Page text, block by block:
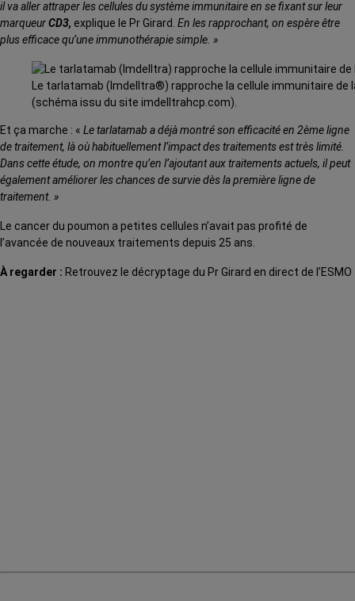
il va aller attraper les cellules du système immunitaire en se fixant sur leur
marqueurCD3, explique le Pr Girard. En les rapprochant, on espère être
plus efficace qu’une immunothérapie simple. »
Le tarlatamab (Imdelltra®) rapproche la cellule immunitaire
(schéma issu du site imdelltrahcp.com).
Et ça marche : « Le tarlatamab a déjà montré son efficacité en 2ème ligne
de traitement, là où habituellement l’impact des traitements est très limité.
Dans cette étude, on montre qu’en l’ajoutant aux traitements actuels, il peut
également améliorer les chances de survie dès la première ligne de
traitement. »
Le cancer du poumon a petites cellules n’avait pas profité de
l’avancée de nouveaux traitements depuis 25 ans.
À regarder : Retrouvez le décryptage du Pr Girard en direct de l’ESMO